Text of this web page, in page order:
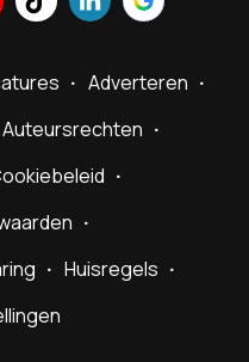
Adverteren
Auteursrechten
Huisregels